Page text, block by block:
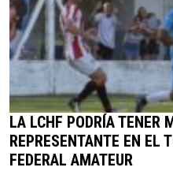
LA LCHF PODRÍA TENER
REPRESENTANTE EN EL
FEDERAL AMATEUR